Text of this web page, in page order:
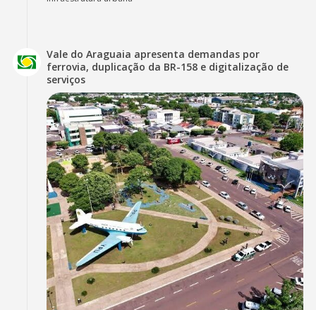
Vale do Araguaia apresenta demandas por
ferrovia, duplicação da BR-158 e digitalização de
serviços